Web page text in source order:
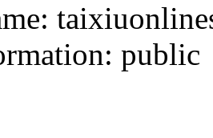
public